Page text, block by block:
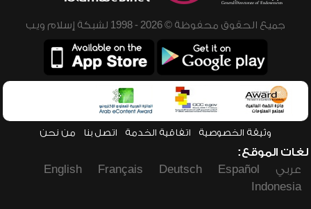
جميع الحقوق محفوظة © 2026 - 1998 لشبكة إسلام ويب
وثيقة الخصوصية اتفاقية الخدمة اتصل بنا من نحن
لغات الموقع:
عربي
Español
Deutsch
Français
English
Indonesia